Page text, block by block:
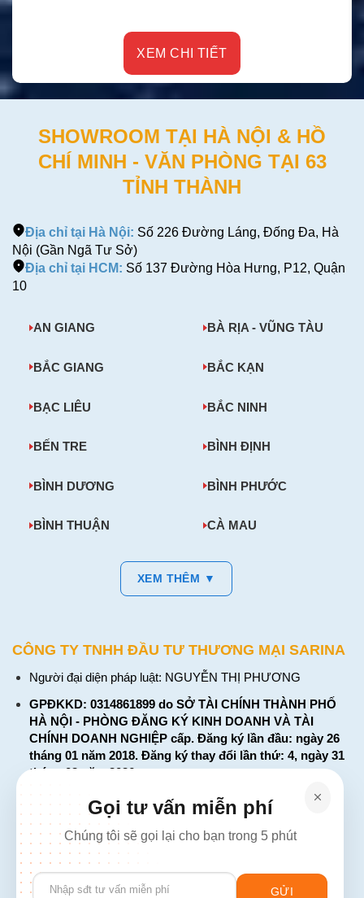
XEM CHI TIẾT
SHOWROOM TẠI HÀ NỘI & HỒ
CHÍ MINH - VĂN PHÒNG TẠI 63
TỈNH THÀNH
Địa chỉ tại Hà Nội: Số 226 Đường Láng, Đống Đa, Hà
Nội (Gần Ngã Tư Sở)
Địa chỉ tại HCM: Số 137 Đường Hòa Hưng, P12, Quận
10
AN GIANG BÀ RỊA - VŨNG TÀU
BẮC GIANG BẮC KẠN
BẠC LIÊU BẮC NINH
BẾN TRE BÌNH ĐỊNH
BÌNH DƯƠNG BÌNH PHƯỚC
BÌNH THUẬN CÀ MAU
XEM THÊM ▼
CÔNG TY TNHH ĐẦU TƯ THƯƠNG MẠI SARINA
Người đại diện pháp luật: NGUYỄN THỊ PHƯƠNG
GPĐKKD: 0314861899 do SỞ TÀI CHÍNH THÀNH PHỐ
HÀ NỘI - PHÒNG ĐĂNG KÝ KINH DOANH VÀ TÀI
CHÍNH DOANH NGHIỆP cấp. Đăng ký lần đầu: ngày 26
tháng 01 năm 2018. Đăng ký thay đổi lần thứ: 4, ngày 31
tháng 03 năm 2026
226 Đường Láng, Đống Đa, Hà Nội
137 Đường Hòa Hưng, Phường 12, Quận 10, TP. Hồ Chí
Minh
Hotline: 1900 2106 - 0386 001 001
Gọi tư vấn miễn phí
Chúng tôi sẽ gọi lại cho bạn trong 5 phút
Please